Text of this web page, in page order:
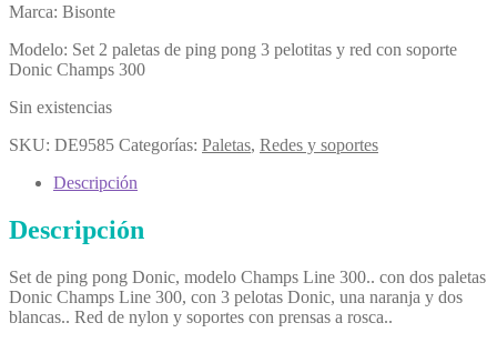
Marca: Bisonte
Modelo: Set 2 paletas de ping pong 3 pelotitas y red con soporte
Donic Champs 300
Sin existencias
SKU: DE9585 Categorías: Paletas, Redes y soportes
Descripción
Descripción
Set de ping pong Donic, modelo Champs Line 300.. con dos paletas
Donic Champs Line 300, con 3 pelotas Donic, una naranja y dos
blancas.. Red de nylon y soportes con prensas a rosca..